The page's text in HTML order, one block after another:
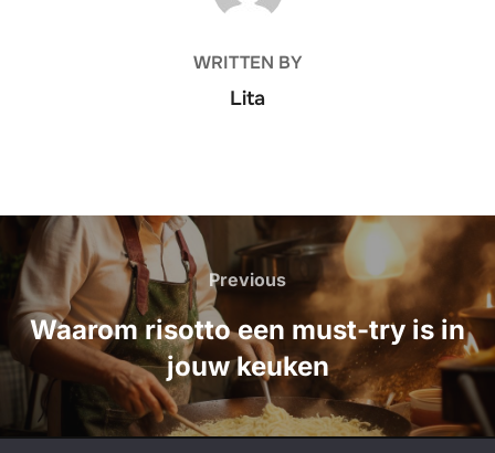
WRITTEN BY
Lita
Post
navigation
Previous
Previous
Waarom risotto een must-try is in
jouw keuken